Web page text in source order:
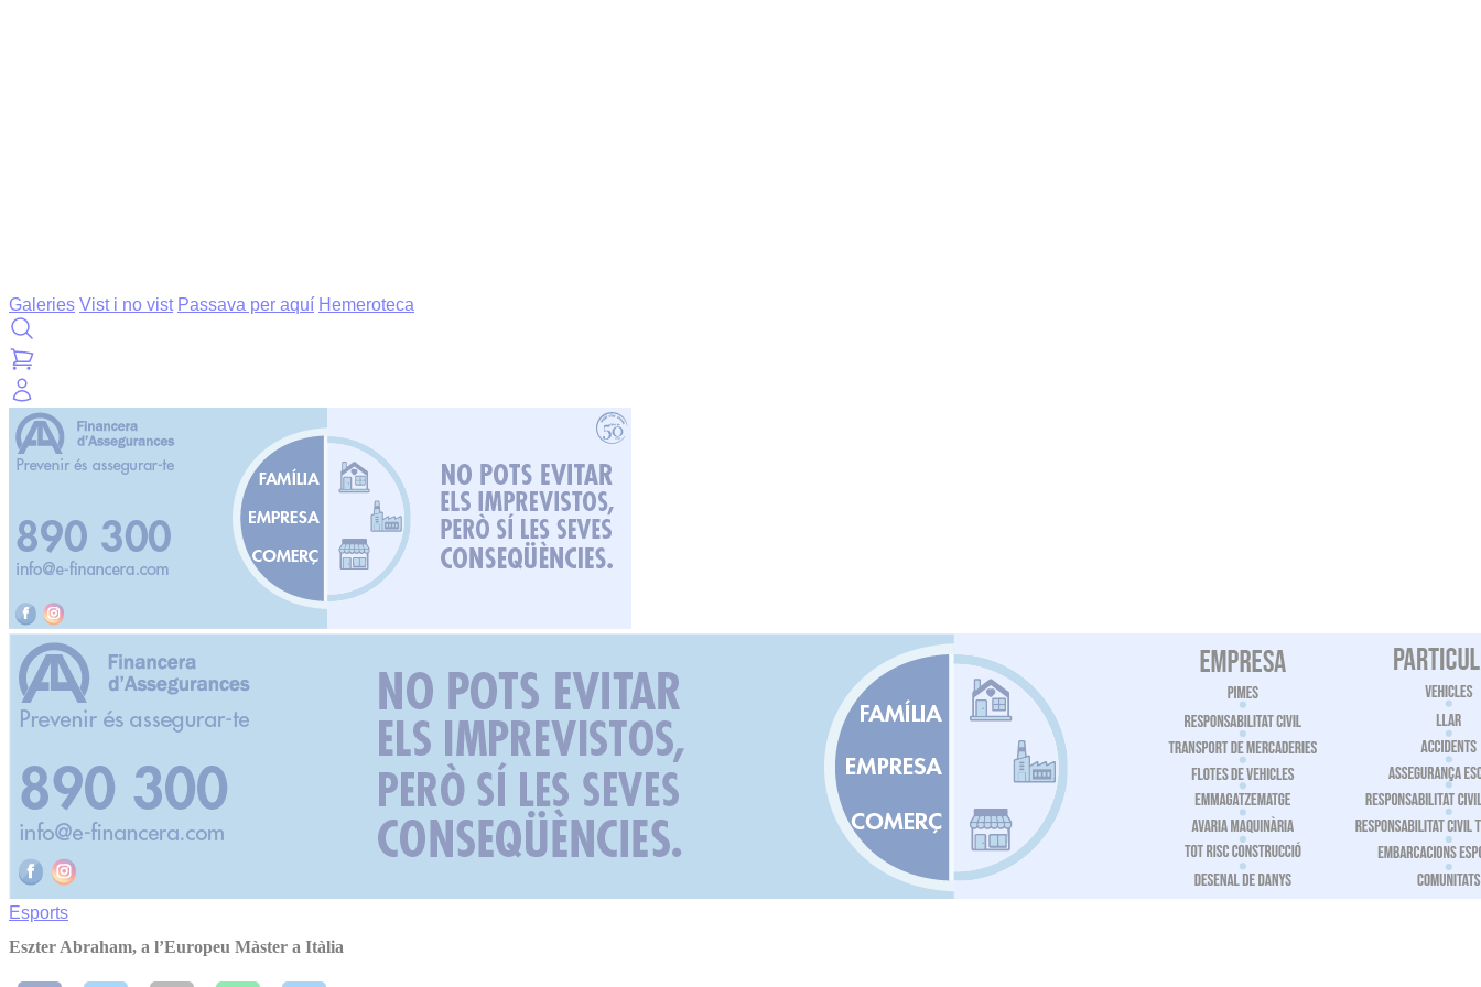
Galeries Vist i no vist Passava per aquí Hemeroteca
Esports
Eszter Abraham, a l’Europeu Màster a Itàlia